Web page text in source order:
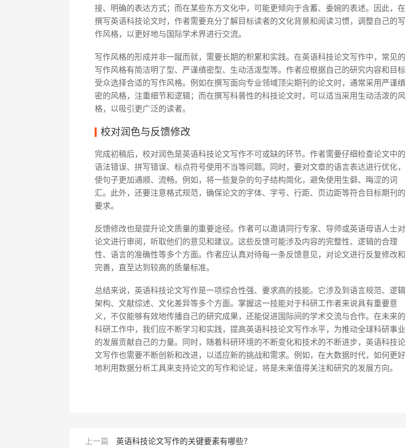
接、明确的表达方式；而在某些东方文化中，可能更倾向于含蓄、委婉的表述。因此，在
撰写英语科技论文时，作者需要充分了解目标读者的文化背景和阅读习惯，调整自己的写
作风格，以更好地与国际学术界进行交流。
写作风格的形成并非一蹴而就，需要长期的积累和实践。在英语科技论文写作中，常见的
写作风格有简洁明了型、严谨缜密型、生动活泼型等。作者应根据自己的研究内容和目标
受众选择合适的写作风格。例如在撰写面向专业领域顶尖期刊的论文时，通常采用严谨缜
密的风格，注重细节和逻辑；而在撰写科普性的科技论文时，可以适当采用生动活泼的风
格，以吸引更广泛的读者。
校对润色与反馈修改
完成初稿后，校对润色是英语科技论文写作不可或缺的环节。作者需要仔细检查论文中的
语法错误、拼写错误、标点符号使用不当等问题。同时，要对文章的语言表达进行优化，
使句子更加通顺、流畅。例如，将一些复杂的句子结构简化，避免使用生僻、晦涩的词
汇。此外，还要注意格式规范，确保论文的字体、字号、行距、页边距等符合目标期刊的
要求。
反馈修改也是提升论文质量的重要途径。作者可以邀请同行专家、导师或英语母语人士对
论文进行审阅，听取他们的意见和建议。这些反馈可能涉及内容的完整性、逻辑的合理
性、语言的准确性等多个方面。作者应认真对待每一条反馈意见，对论文进行反复修改和
完善，直至达到较高的质量标准。
总结来说，英语科技论文写作是一项综合性强、要求高的技能。它涉及到语言规范、逻辑
架构、文献综述、文化差异等多个方面。掌握这一技能对于科研工作者来说具有重要意
义，不仅能够有效地传播自己的研究成果，还能促进国际间的学术交流与合作。在未来的
科研工作中，我们应不断学习和实践，提高英语科技论文写作水平，为推动全球科研事业
的发展贡献自己的力量。同时，随着科研环境的不断变化和技术的不断进步，英语科技论
文写作也需要不断创新和改进，以适应新的挑战和需求。例如，在大数据时代，如何更好
地利用数据分析工具来支持论文的写作和论证，将是未来值得关注和研究的发展方向。
上一篇
英语科技论文写作的关键要素有哪些？